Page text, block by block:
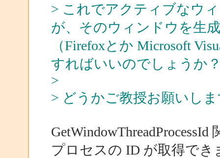
> これでアクティブなウ
が、そのウィンドウを生
（Firefoxとか Microsoft
すればいいのでしょうか
>
> どうかご教授お願いし
プロセスの ID が取得でき